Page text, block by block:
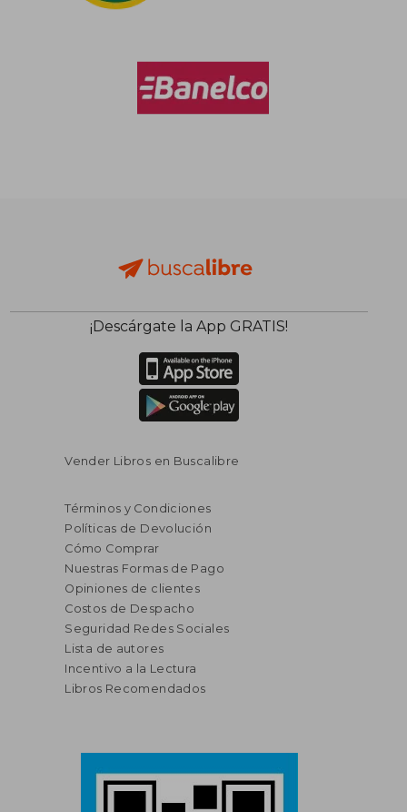
$ 38.911
¡Descárgate la App GRATIS!
Vender Libros en Buscalibre
Términos y Condiciones
Políticas de Devolución
Cómo Comprar
Nuestras Formas de Pago
Opiniones de clientes
Costos de Despacho
Seguridad Redes Sociales
Lista de autores
Incentivo a la Lectura
Libros Recomendados